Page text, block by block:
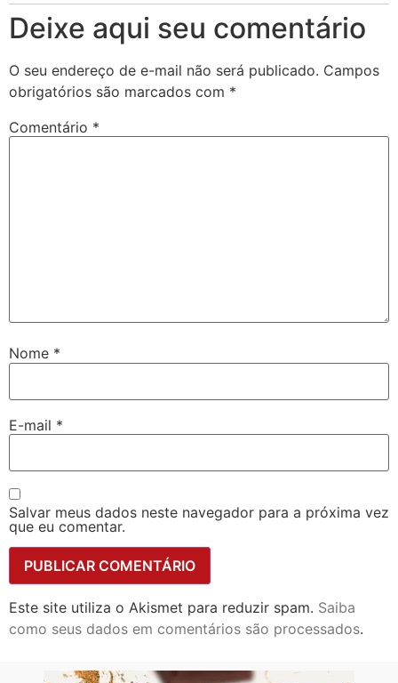
Deixe aqui seu comentário
O seu endereço de e-mail não será publicado. Campos
obrigatórios são marcados com *
Comentário *
Nome *
E-mail *
Salvar meus dados neste navegador para a próxima vez
que eu comentar.
Este site utiliza o Akismet para reduzir spam. Saiba
como seus dados em comentários são processados.